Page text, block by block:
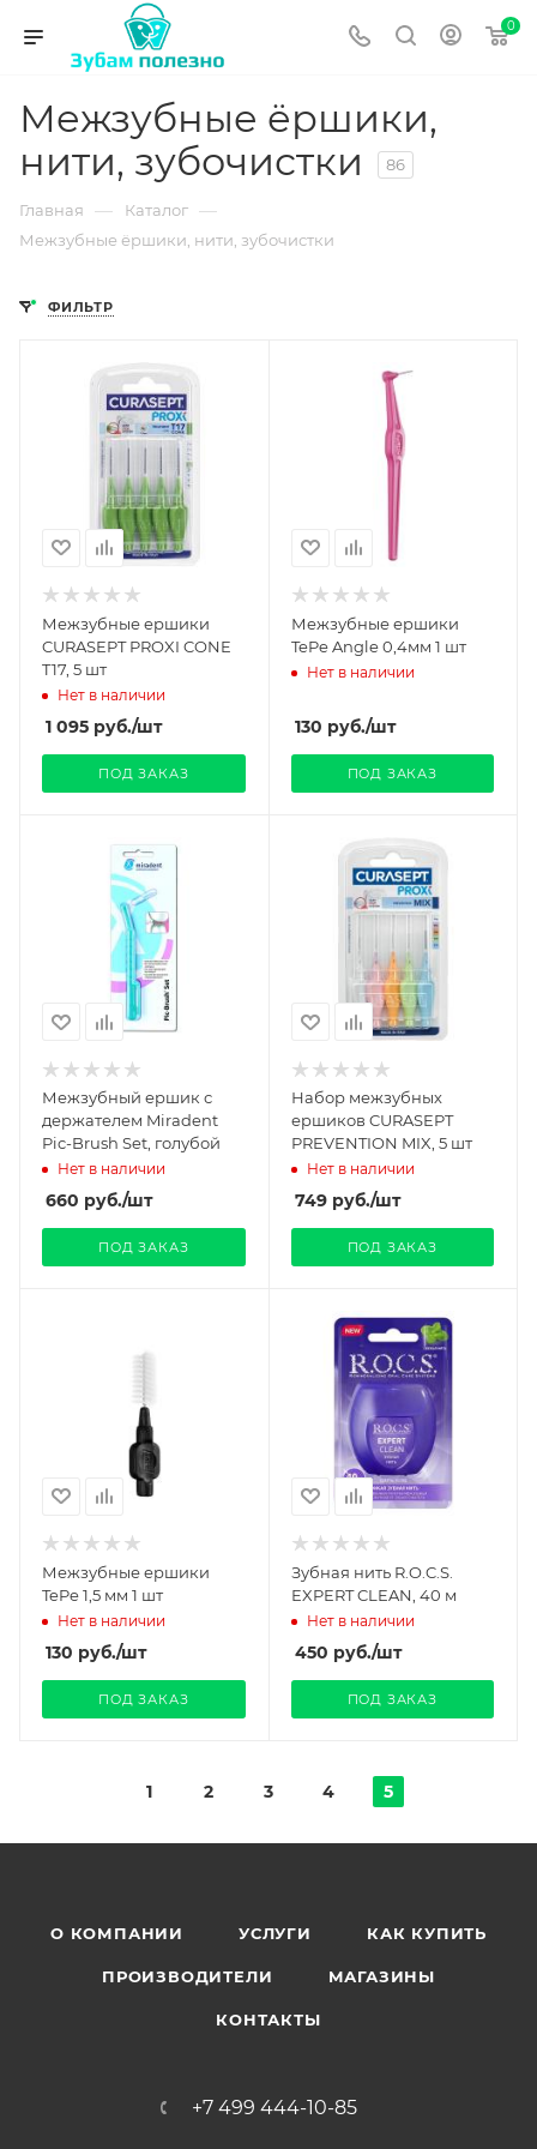
0
Межзубные ёршики,
нити, зубочистки
86
Главная — Каталог —
Межзубные ёршики, нити, зубочистки
ФИЛЬТР
Межзубные ершики
CURASEPT PROXI CONE
T17, 5 шт
Нет в наличии
1 095 руб./шт
ПОД ЗАКАЗ
Межзубные ершики
TePe Angle 0,4мм 1 шт
Нет в наличии
130 руб./шт
ПОД ЗАКАЗ
Межзубный ершик с
держателем Miradent
Pic-Brush Set, голубой
Нет в наличии
660 руб./шт
ПОД ЗАКАЗ
Набор межзубных
ершиков CURASEPT
PREVENTION MIX, 5 шт
Нет в наличии
749руб./шт
ПОД ЗАКАЗ
Межзубные ершики
TePe 1,5 мм 1 шт
Нет в наличии
130 руб./шт
ПОД ЗАКАЗ
Зубная нить R.O.C.S.
EXPERT CLEAN, 40 м
Нет в наличии
450 руб./шт
ПОД ЗАКАЗ
1 2 3 4 5
О КОМПАНИИ УСЛУГИ КАК КУПИТЬ
ПРОИЗВОДИТЕЛИ МАГАЗИНЫ
КОНТАКТЫ
+7 499 444-10-85